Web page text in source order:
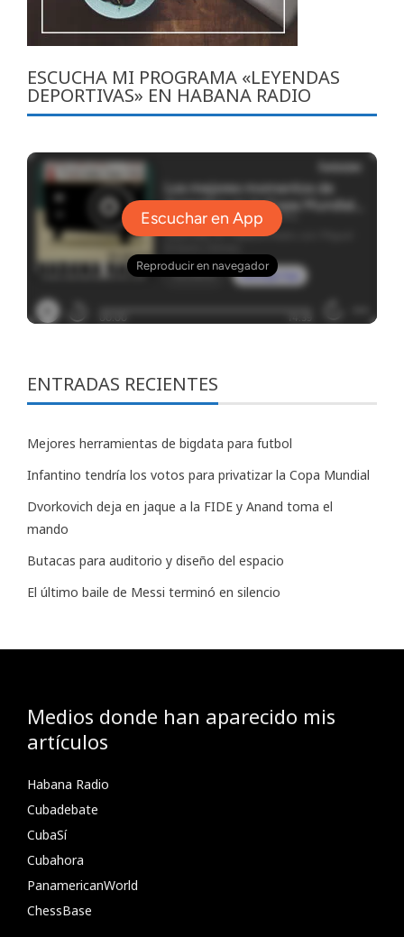
ESCUCHA MI PROGRAMA «LEYENDAS
DEPORTIVAS» EN HABANA RADIO
ENTRADAS RECIENTES
Mejores herramientas de bigdata para futbol
Infantino tendría los votos para privatizar la Copa Mundial
Dvorkovich deja en jaque a la FIDE y Anand toma el
mando
Butacas para auditorio y diseño del espacio
El último baile de Messi terminó en silencio
Medios donde han aparecido mis
artículos
Habana Radio
Cubadebate
CubaSí
Cubahora
PanamericanWorld
ChessBase